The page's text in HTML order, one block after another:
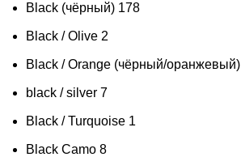
Black (чёрный) 178
Black / Olive 2
Black / Orange (чёрный/оранжевый)
black / silver 7
Black / Turquoise 1
Black Camo 8